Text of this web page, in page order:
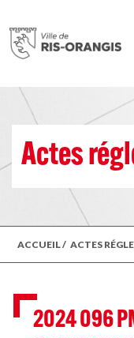
Actes
ACCUEIL/ ACTES
2024 096